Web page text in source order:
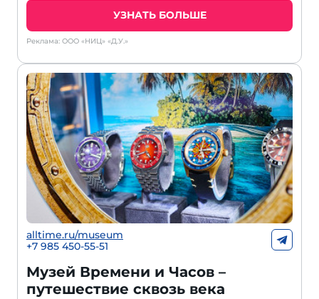
УЗНАТЬ БОЛЬШЕ
Реклама: ООО «НИЦ» «Д.У.»
alltime.ru/museum
+7 985 450-55-51
Музей Времени и Часов –
путешествие сквозь века